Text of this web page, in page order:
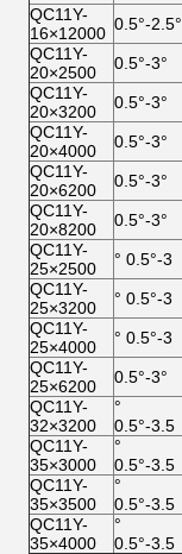
QC11Y-
16×12000 0.5°-2.5°
QC11Y-
20×2500
0.5°-3°
QC11Y-
20×3200
0.5°-3°
QC11Y-
20×4000
0.5°-3°
QC11Y-
20×6200
0.5°-3°
QC11Y-
20×8200
0.5°-3°
QC11Y-
25×2500
° 0.5°-3
QC11Y-
25×3200
° 0.5°-3
QC11Y-
25×4000
° 0.5°-3
QC11Y-
25×6200
0.5°-3°
QC11Y-
32×3200
°
0.5°-3.5
QC11Y-
35×3000
°
0.5°-3.5
QC11Y-
35×3500
°
0.5°-3.5
QC11Y-
35×4000
°
0.5°-3.5